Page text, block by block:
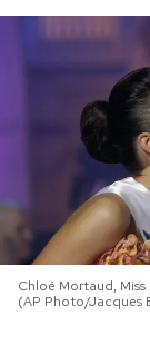
PODCAST
I MIEI
SHOP
Chloé Mortaud,
(AP Photo/Jacques